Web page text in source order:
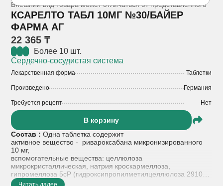
Внешний вид товара может отличаться от представленного
КСАРЕЛТО ТАБЛ 10МГ №30/БАЙЕР
ФАРМА АГ
22 365 ₸
Более 10 шт.
Сердечно-сосудистая система
Лекарственная форма Таблетки
Произведено Германия
Требуется рецепт Нет
В корзину
Состав : Одна таблетка содержит
активное вещество - ривароксабана микронизированного
10 мг,
вспомогательные вещества: целлюлоза
микрокристаллическая, натрия кроскармеллоза,
гипромеллоза 5сР (гидроксипропилметилцеллюлоза 2910),
лактозы моногидрат, магния стеарат, натрия лаурилсульфат,
Читать далее